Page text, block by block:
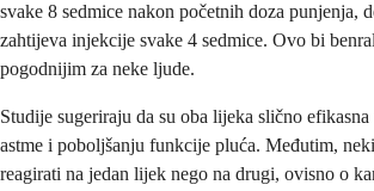
svake 8 sedmice nakon početnih doza punjenja,
zahtijeva injekcije svake 4 sedmice. Ovo bi
pogodnijim za neke ljude.
Studije sugeriraju da su oba lijeka slično efikasna
astme i poboljšanju funkcije pluća. Međutim,
reagirati na jedan lijek nego na drugi, ovisno o